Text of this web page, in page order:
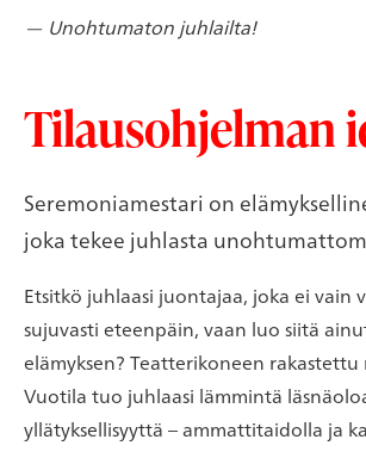
— Unohtumaton juhlailta!
Tilausohjelman
Seremoniamestari on
joka tekee juhlasta
Etsitkö juhlaasi juontajaa, joka ei vain
sujuvasti eteenpäin, vaan luo siitä
elämyksen? Teatterikoneen
Vuotila tuo juhlaasi lämmintä
yllätyksellisyyttä – ammattitaidolla ja